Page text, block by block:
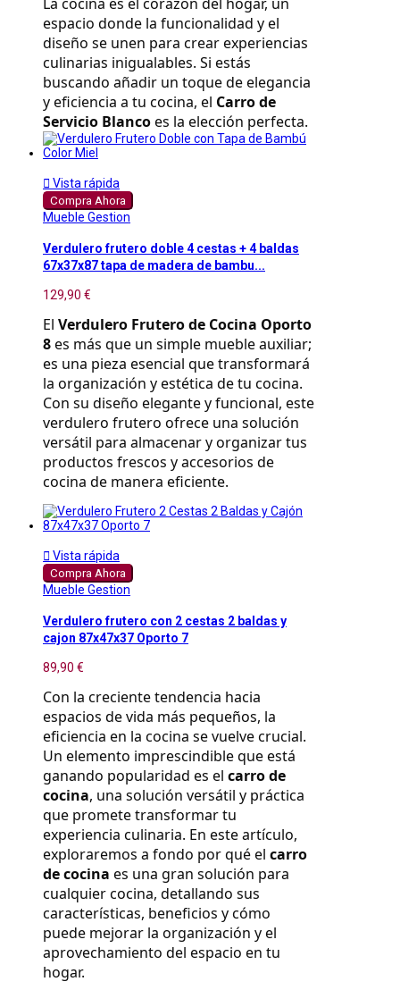
espacio donde la funcionalidad y el
diseño se unen para crear experiencias
culinarias inigualables. Si estás
buscando añadir un toque de elegancia
y eficiencia a tu cocina, el Carro de
Servicio Blanco es la elección perfecta.
 Vista rápida
Compra Ahora
Mueble Gestion
Verdulero frutero doble 4 cestas + 4 baldas
67x37x87 tapa de madera de bambu...
129,90 €
El Verdulero Frutero de Cocina Oporto
8 es más que un simple mueble auxiliar;
es una pieza esencial que transformará
la organización y estética de tu cocina.
Con su diseño elegante y funcional, este
verdulero frutero ofrece una solución
versátil para almacenar y organizar tus
productos frescos y accesorios de
cocina de manera eficiente.
 Vista rápida
Compra Ahora
Mueble Gestion
Verdulero frutero con 2 cestas 2 baldas y
cajon 87x47x37 Oporto 7
89,90 €
Con la creciente tendencia hacia
espacios de vida más pequeños, la
eficiencia en la cocina se vuelve crucial.
Un elemento imprescindible que está
ganando popularidad es el carro de
cocina, una solución versátil y práctica
que promete transformar tu
experiencia culinaria. En este artículo,
exploraremos a fondo por qué el carro
de cocina es una gran solución para
cualquier cocina, detallando sus
características, beneficios y cómo
puede mejorar la organización y el
aprovechamiento del espacio en tu
hogar.